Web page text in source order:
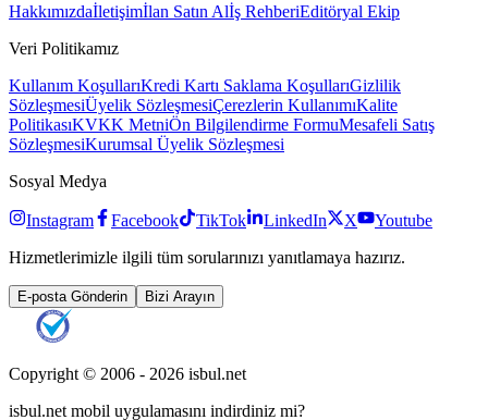
Hakkımızdaİletişimİlan Satın Alİş RehberiEditöryal Ekip
Veri Politikamız
Kullanım KoşullarıKredi Kartı Saklama KoşullarıGizlilik
SözleşmesiÜyelik SözleşmesiÇerezlerin KullanımıKalite
PolitikasıKVKK MetniÖn Bilgilendirme FormuMesafeli Satış
SözleşmesiKurumsal Üyelik Sözleşmesi
Sosyal Medya
Instagram Facebook TikTok LinkedIn X
Youtube
Hizmetlerimizle ilgili tüm sorularınızı yanıtlamaya hazırız.
E-posta Gönderin Bizi Arayın
Copyright © 2006 - 2026 isbul.net
isbul.net mobil uygulamasını indirdiniz mi?